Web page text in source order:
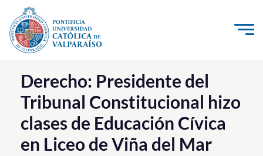
Click acá para ir directamente al contenido
La Universidad
Investigación, Creación e Innovación
PUCV Internacional
Vinculación con el Medio
Derecho: Presidente del
Tribunal Constitucional hizo
clases de Educación Cívica
en Liceo de Viña del Mar